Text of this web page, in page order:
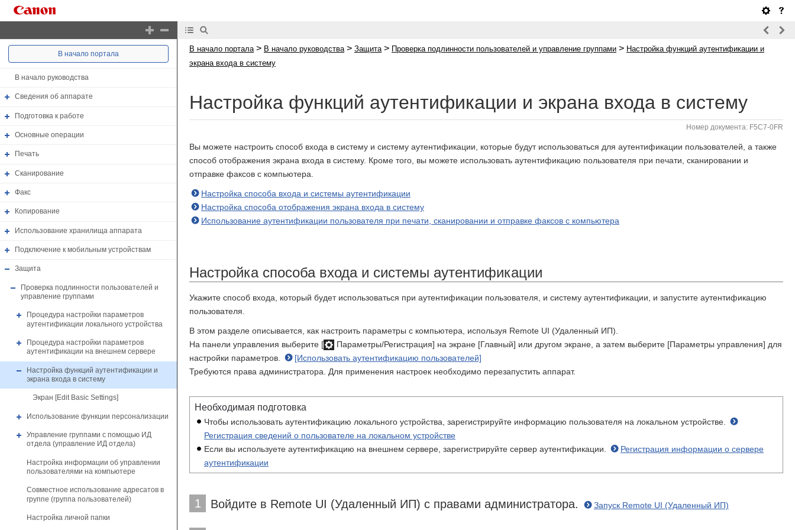
В начало портала
В начало руководства
Сведения об аппарате
Подготовка к работе
Основные операции
Печать
Сканирование
Факс
Копирование
Использование хранилища аппарата
Подключение к мобильным устройствам
Защита
Проверка подлинности пользователей и
управление группами
Процедура настройки параметров
аутентификации локального устройства
Процедура настройки параметров
аутентификации на внешнем сервере
Настройка функций аутентификации и
экрана входа в систему
Экран [Edit Basic Settings]
Использование функции персонализации
Управление группами с помощью ИД
отдела (управление ИД отдела)
Настройка информации об управлении
пользователями на компьютере
Совместное использование адресатов в
группе (группа пользователей)
Настройка личной папки
В начало портала > В начало руководства > Защита > Проверка подлинности пользователей и управление группами > Настройка функций аутентификации и
экрана входа в систему
Настройка функций аутентификации и экрана входа в систему
Номер документа: F5C7-0FR
Вы можете настроить способ входа в систему и систему аутентификации, которые будут использоваться для аутентификации пользователей, а также
способ отображения экрана входа в систему. Кроме того, вы можете использовать аутентификацию пользователя при печати, сканировании и
отправке факсов с компьютера.
Настройка способа входа и системы аутентификации
Настройка способа отображения экрана входа в систему
Использование аутентификации пользователя при печати, сканировании и отправке факсов с компьютера
Настройка способа входа и системы аутентификации
Укажите способ входа, который будет использоваться при аутентификации пользователя, и систему аутентификации, и запустите аутентификацию
пользователя.
В этом разделе описывается, как настроить параметры с компьютера, используя Remote UI (Удаленный ИП).
На панели управления выберите [
Параметры/Регистрация] на экране [Главный] или другом экране, а затем выберите [Параметры управления] для
настройки параметров.
[Использовать аутентификацию пользователей]
Требуются права администратора. Для применения настроек необходимо перезапустить аппарат.
Необходимая подготовка
Чтобы использовать аутентификацию локального устройства, зарегистрируйте информацию пользователя на локальном устройстве.
Регистрация сведений о пользователе на локальном устройстве
Если вы используете аутентификацию на внешнем сервере, зарегистрируйте сервер аутентификации.
Регистрация информации о сервере
аутентификации
1 Войдите в Remote UI (Удаленный ИП) с правами администратора. Запуск Remote UI (Удаленный ИП)